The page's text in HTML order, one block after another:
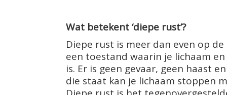
Wat betekent ‘diepe rust’?
Diepe rust is meer dan even op
een toestand waarin je lichaam
is. Er is geen gevaar, geen haast
die staat kan je lichaam stoppen